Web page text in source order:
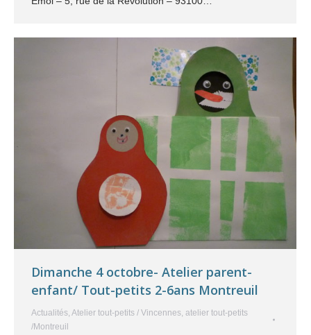
Dimanche 4 octobre- Atelier parent-
enfant/ Tout-petits 2-6ans Montreuil
Actualités, Atelier tout-petits / Vincennes, atelier tout-petits
/Montreuil